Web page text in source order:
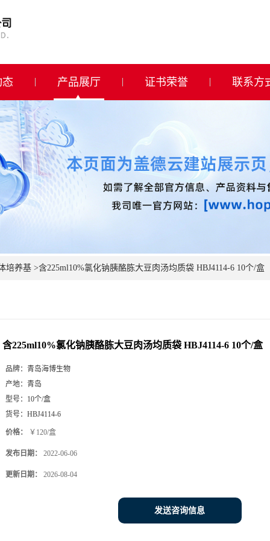
产品展厅 证书荣誉 联系方
培养基 >含225ml10%氯化钠胰酪胨大豆肉汤均质袋 HBJ4114-6 10个/盒
含225ml10%氯化钠胰酪胨大豆肉汤均质袋 HBJ4114-6 10个/盒
品牌： 青岛海博生物
产地： 青岛
型号： 10个/盒
货号： HBJ4114-6
价格： ￥120/盒
发布日期： 2022-06-06
更新日期： 2026-08-04
发送咨询信息